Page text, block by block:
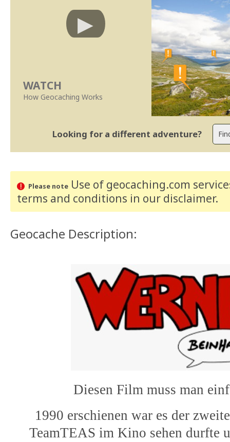
WATCH
How Geocaching Works
Looking for a different adventure?
Please noteUse of geocaching.com
terms and conditions in our disclaimer.
Geocache Description:
Diesen Film muss man
1990 erschienen war es der
TeamTEAS im Kino sehen durfte